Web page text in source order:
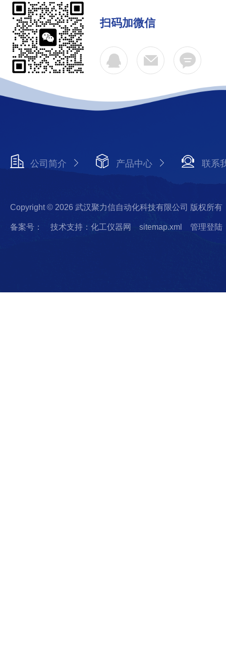
扫码加微信
公司简介 产品中心 联系
Copyright © 2026 武汉聚力信自动化科技有限公司 版权所有
备案号： 技术支持：化工仪器网 sitemap.xml 管理登陆